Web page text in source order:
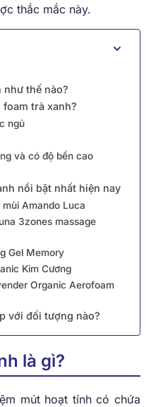
thắc mắc này.
như thế nào?
foam trà xanh?
ngủ
và có độ bền cao
nổi bật nhất hiện nay
Amando Luca
3zones massage
Gel Memory
Kim Cương
Organic Aerofoam
với đối tượng nào?
là gì?
mút hoạt tính có chứa